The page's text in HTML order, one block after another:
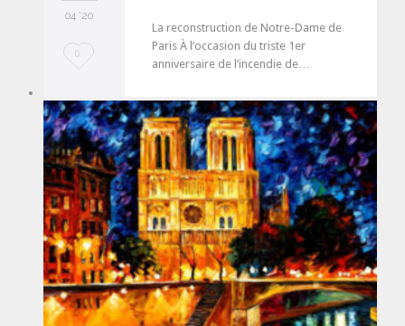
04 '20
L
v
e
i
t
0
La reconstruction de Notre-Dame de
Paris À l’occasion du triste 1er
anniversaire de l’incendie de…